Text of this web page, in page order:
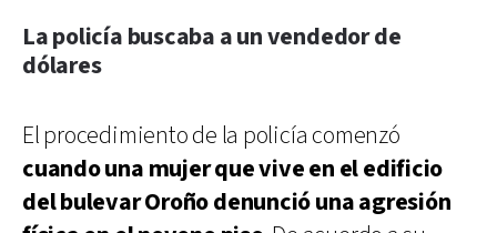
La policía buscaba a un vendedor de
dólares
El procedimiento de la policía comenzó
cuando una mujer que vive en el edificio
del bulevar Oroño denunció una agresión